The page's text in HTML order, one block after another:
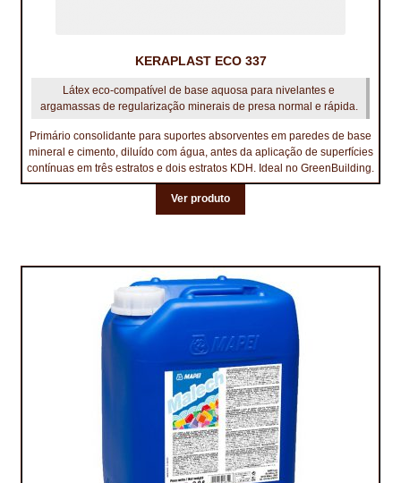
KERAPLAST ECO 337
Látex eco‑compatível de base aquosa para nivelantes e
argamassas de regularização minerais de presa normal e rápida.
Primário consolidante para suportes absorventes em paredes de base
mineral e cimento, diluído com água, antes da aplicação de superfícies
contínuas em três estratos e dois estratos KDH. Ideal no GreenBuilding.
Ver produto